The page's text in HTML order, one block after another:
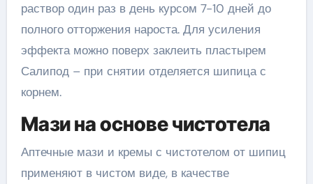
раствор один раз в день курсом 7-10 дней до
полного отторжения нароста. Для усиления
эффекта можно поверх заклеить пластырем
Салипод – при снятии отделяется шипица с
корнем.
Мази на основе чистотела
Аптечные мази и кремы с чистотелом от шипиц
применяют в чистом виде, в качестве